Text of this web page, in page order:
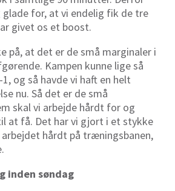
for, at vi endelig fik de tre
givet os et boost.
på, at det er de små marginaler i
Kampen kunne lige så
og så havde vi haft en helt
nu. Så det er de små
skal vi arbejde hårdt for og
at få. Det har vi gjort i et stykke
arbejdet hårdt på træningsbanen,
inden søndag